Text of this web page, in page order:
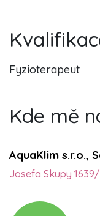
Fyzioterapeut
Kde mě
AquaKlim s.r.o.,
Josefa Skupy